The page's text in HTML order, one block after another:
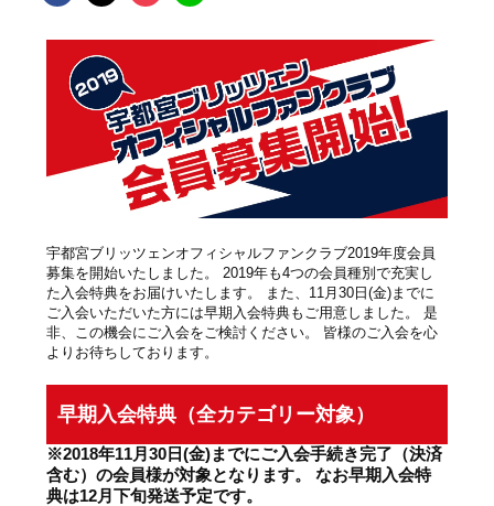
宇都宮ブリッツェンオフィシャルファンクラブ2019年度会員
募集を開始いたしました。 2019年も4つの会員種別で充実し
た入会特典をお届けいたします。 また、11月30日(金)までに
ご入会いただいた方には早期入会特典もご用意しました。 是
非、この機会にご入会をご検討ください。 皆様のご入会を心
よりお待ちしております。
早期入会特典（全カテゴリー対象）
※2018年11月30日(金)までにご入会手続き完了（決済
含む）の会員様が対象となります。 なお早期入会特
典は12月下旬発送予定です。